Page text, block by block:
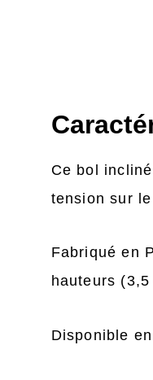
Ce bol
tension sur
Fabriqué en
hauteurs
Disponible